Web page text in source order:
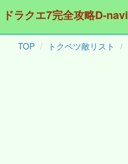
ドラクエ7完全攻略D-navi
TOP トクベツ敵リスト